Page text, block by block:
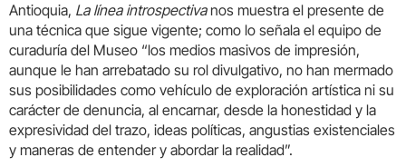
Antioquia, La línea introspectivanos muestra el presente de
una técnica que sigue vigente; como lo señala el equipo de
curaduría del Museo “los medios masivos de impresión,
aunque le han arrebatado su rol divulgativo, no han mermado
sus posibilidades como vehículo de exploración artística ni su
carácter de denuncia, al encarnar, desde la honestidad y la
expresividad del trazo, ideas políticas, angustias existenciales
y maneras de entender y abordar la realidad”.